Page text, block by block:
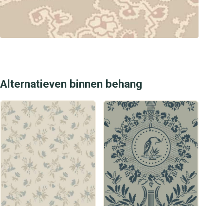
Alternatieven binnen behang